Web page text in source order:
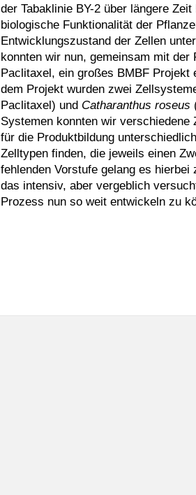
der Tabaklinie BY-2 über längere
biologische Funktionalität der
Entwicklungszustand der Zellen
konnten wir nun, gemeinsam mit
Paclitaxel, ein großes BMBF Projekt
dem Projekt wurden zwei
Paclitaxel) und Catharanthus roseus
Systemen konnten wir
für die Produktbildung
Zelltypen finden, die jeweils einen
fehlenden Vorstufe gelang es
das intensiv, aber vergeblich
Prozess nun so weit entwickeln zu